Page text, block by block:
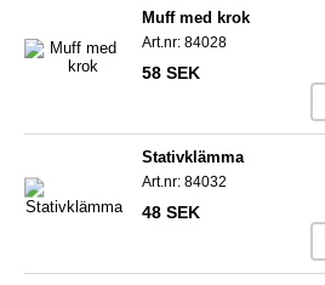
Muff med krok
Art.nr: 84028
58 SEK
Stativklämma
Art.nr: 84032
48 SEK